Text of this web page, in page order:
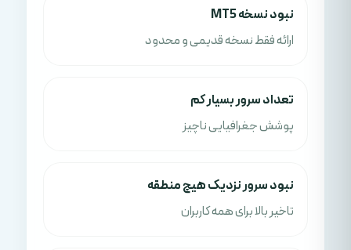
نبود نسخه MT5
ارائه فقط نسخه قدیمی و محدود
تعداد سرور بسیار کم
پوشش جغرافیایی ناچیز
نبود سرور نزدیک هیچ منطقه
تاخیر بالا برای همه کاربران